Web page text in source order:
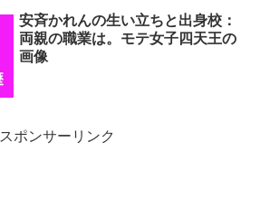
安斉かれんの生い立ちと出身校：
両親の職業は。モテ女子四天王の
画像
スポンサーリンク